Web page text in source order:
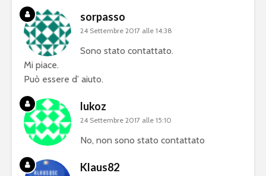
sorpasso
24 Settembre 2017 alle 14:38
Sono stato contattato.
Mi piace.
Può essere d’ aiuto.
lukoz
24 Settembre 2017 alle 15:10
No, non sono stato contattato
Klaus82